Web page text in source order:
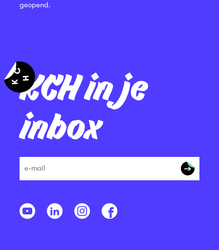
KCH in je
inbox
geopend.